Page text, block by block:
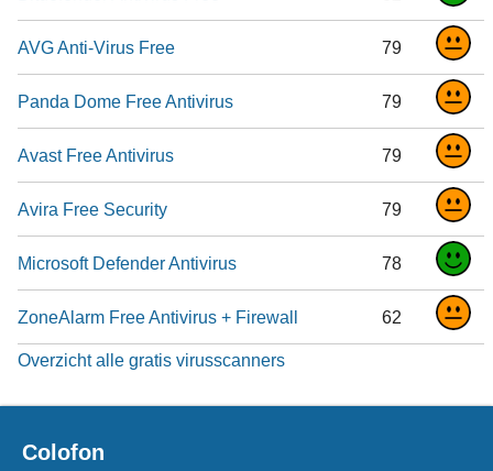
AVG Anti-Virus Free 79
Panda Dome Free Antivirus 79
Avast Free Antivirus 79
Avira Free Security 79
Microsoft Defender Antivirus 78
ZoneAlarm Free Antivirus + Firewall 62
Overzicht alle gratis virusscanners
Colofon